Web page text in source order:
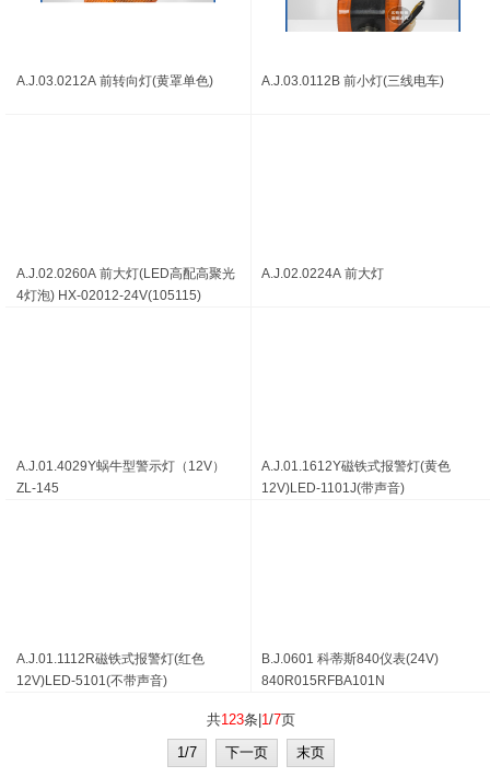
A.J.03.0212A 前转向灯(黄罩单色) A.J.03.0112B 前小灯(三线电车)
A.J.02.0260A 前大灯(LED高配高聚光
4灯泡) HX-02012-24V(105115)
A.J.02.0224A 前大灯
A.J.01.4029Y蜗牛型警示灯（12V）
ZL-145
A.J.01.1612Y磁铁式报警灯(黄色
12V)LED-1101J(带声音)
A.J.01.1112R磁铁式报警灯(红色
12V)LED-5101(不带声音)
B.J.0601 科蒂斯840仪表(24V)
840R015RFBA101N
共123条| 1/7页
1/7
下一页 末页